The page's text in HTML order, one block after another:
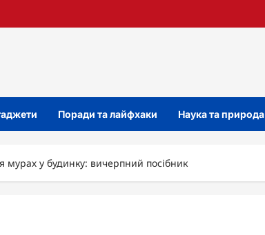
Поради та лайфхаки Наука та природа
мурах у будинку: вичерпний посібник